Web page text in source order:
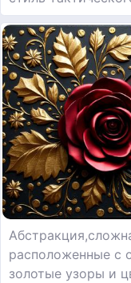
расположенные с
золотые узоры и